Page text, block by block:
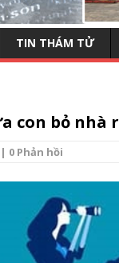
TIN THÁM TỬ
con bỏ nhà
| 0 Phản hồi